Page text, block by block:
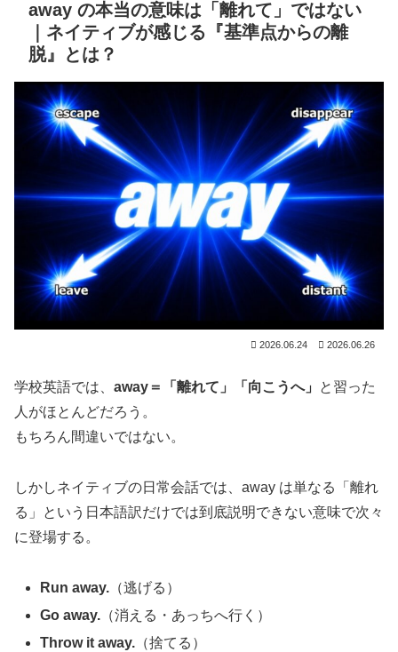
away の本当の意味は「離れて」ではない
｜ネイティブが感じる『基準点からの離
脱』とは？
2026.06.24 2026.06.26
学校英語では、 away＝「離れて」「向こうへ」
と習った
人がほとんどだろう。
もちろん間違いではない。
しかしネイティブの日常会話では、away は単なる「離れ
る」という日本語訳だけでは到底説明できない意味で次々
に登場する。
Run away. （逃げる）
Go away. （消える・あっちへ行く）
Throw it away. （捨てる）